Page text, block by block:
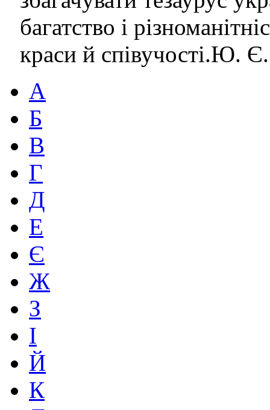
А
Б
В
Г
Д
Е
Є
Ж
З
І
Й
К